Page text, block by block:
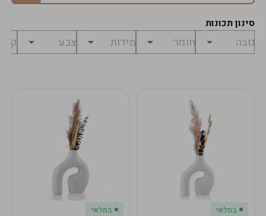
סינון תכונות
במלאי במלאי
מחיר
לפני
₪0
לתשלום